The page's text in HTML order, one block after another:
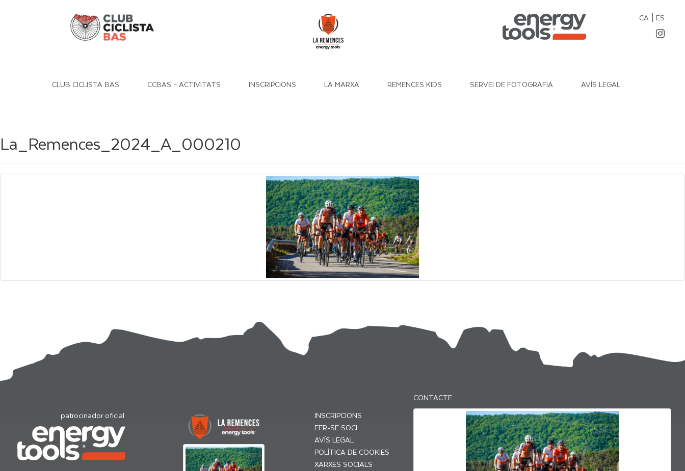
CA| ES
CLUB CICLISTA BAS CCBAS – ACTIVITATS INSCRIPCIONS LA MARXA REMENCES KIDS SERVEI DE FOTOGRAFIA AVÍS LEGAL
La_Remences_2024_A_000210
patrocinador oficial
INSCRIPCIONS
FER-SE SOCI
AVÍS LEGAL
POLÍTICA DE COOKIES
XARXES SOCIALS
CONTACTE